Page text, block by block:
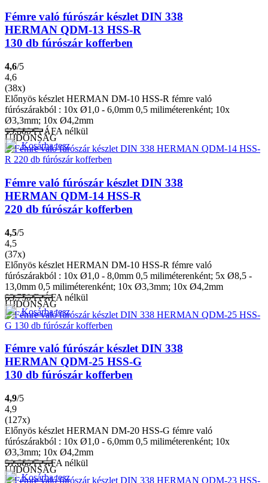
Fémre való fúrószár készlet DIN 338
HERMAN QDM-13 HSS-R
130 db fúrószár kofferben
4,6/5
4,6
(38x)
Előnyös készlet HERMAN DM-10 HSS-R fémre való
fúrószárakból : 10x Ø1,0 - 6,0mm 0,5 miliméterenként; 10x
Ø3,3mm; 10x Ø4,2mm
19.800FtÁFA nélkül
Kosárba tesz
ÚJDONSÁG
Fémre való fúrószár készlet DIN 338
HERMAN QDM-14 HSS-R
220 db fúrószár kofferben
4,5/5
4,5
(37x)
Előnyös készlet HERMAN DM-10 HSS-R fémre való
fúrószárakból : 10x Ø1,0 - 8,0mm 0,5 miliméterenként; 5x Ø8,5 -
13,0mm 0,5 miliméterenként; 10x Ø3,3mm; 10x Ø4,2mm
83.750FtÁFA nélkül
Kosárba tesz
ÚJDONSÁG
Fémre való fúrószár készlet DIN 338
HERMAN QDM-25 HSS-G
130 db fúrószár kofferben
4,9/5
4,9
(127x)
Előnyös készlet HERMAN DM-20 HSS-G fémre való
fúrószárakból : 10x Ø1,0 - 6,0mm 0,5 miliméterenként; 10x
Ø3,3mm; 10x Ø4,2mm
31.660FtÁFA nélkül
Kosárba tesz
ÚJDONSÁG